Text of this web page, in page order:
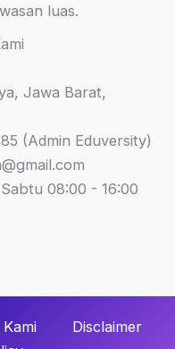
luas.
Jawa Barat,
(Admin Eduversity)
08:00 - 16:00
Disclaimer